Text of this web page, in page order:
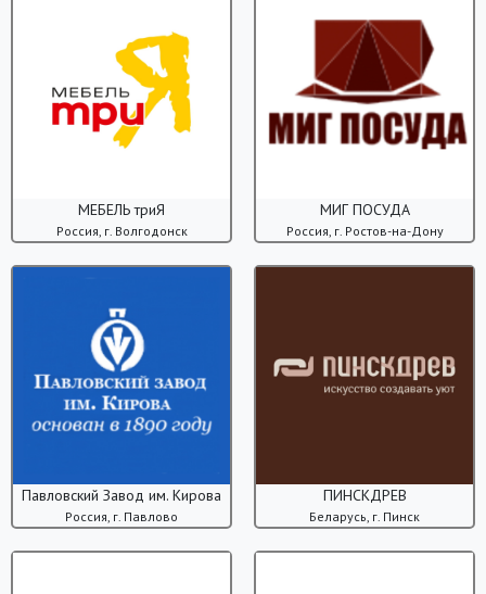
МЕБЕЛЬ триЯ
Россия, г. Волгодонск
МИГ ПОСУДА
Россия, г. Ростов-на-Дону
Павловский Завод им. Кирова
Россия, г. Павлово
ПИНСКДРЕВ
Беларусь, г. Пинск